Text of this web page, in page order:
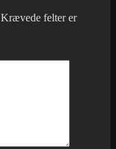
Krævede felter er